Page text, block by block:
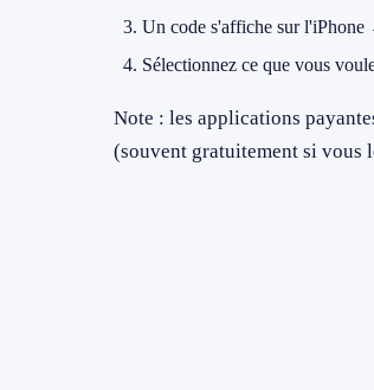
Un code s'affiche sur
Sélectionnez ce que vous
Note : les applications
(souvent gratuitement si vous